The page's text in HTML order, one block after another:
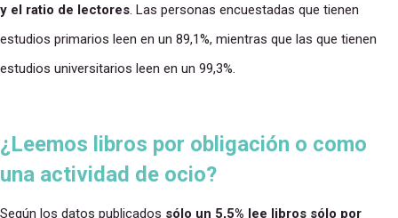
y el ratio de lectores. Las personas encuestadas que tienen
estudios primarios leen en un 89,1%, mientras que las que tienen
estudios universitarios leen en un 99,3%.
¿Leemos libros por obligación o como
una actividad de ocio?
Según los datos publicados sólo un 5,5% lee libros sólo por